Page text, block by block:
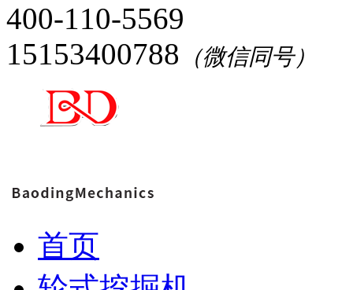
400-110-5569
15153400788 （微信同号）
首页